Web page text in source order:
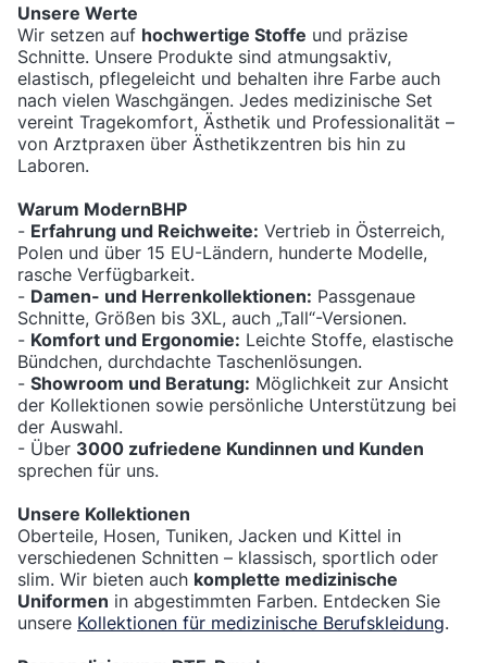
Unsere Werte
Wir setzen auf hochwertige Stoffe und präzise
Schnitte. Unsere Produkte sind atmungsaktiv,
elastisch, pflegeleicht und behalten ihre Farbe auch
nach vielen Waschgängen. Jedes medizinische Set
vereint Tragekomfort, Ästhetik und Professionalität –
von Arztpraxen über Ästhetikzentren bis hin zu
Laboren.
Warum ModernBHP
- Erfahrung und Reichweite: Vertrieb in Österreich,
Polen und über 15 EU-Ländern, hunderte Modelle,
rasche Verfügbarkeit.
- Damen- und Herrenkollektionen: Passgenaue
Schnitte, Größen bis 3XL, auch „Tall“-Versionen.
- Komfort und Ergonomie: Leichte Stoffe, elastische
Bündchen, durchdachte Taschenlösungen.
- Showroom und Beratung: Möglichkeit zur Ansicht
der Kollektionen sowie persönliche Unterstützung bei
der Auswahl.
- Über 3000 zufriedene Kundinnen und Kunden
sprechen für uns.
Unsere Kollektionen
Oberteile, Hosen, Tuniken, Jacken und Kittel in
verschiedenen Schnitten – klassisch, sportlich oder
slim. Wir bieten auch komplette medizinische
Uniformen in abgestimmten Farben. Entdecken Sie
unsere Kollektionen für medizinische Berufskleidung.